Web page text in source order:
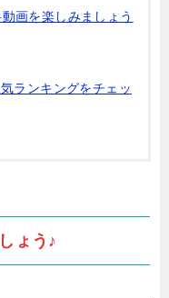
画を楽しみましょう
ランキングをチェッ
ょう♪